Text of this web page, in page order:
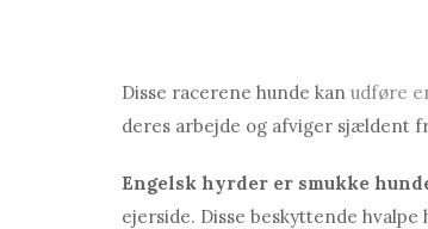
Disse racerene hunde kan udføre
deres arbejde og afviger sjældent
Engelsk hyrder er smukke
ejerside. Disse beskyttende